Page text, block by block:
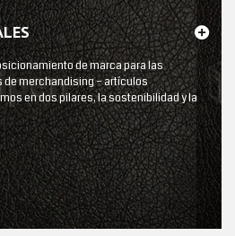
de marca para las
de merchandising – artículos
en dos pilares, la sostenibilidad y la